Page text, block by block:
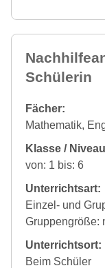
Schülerin
Fächer:
Mathematik,
Klasse /
von: 1 bis: 6
Unterrichtsart:
Einzel- und
Gruppengröße:
Unterrichtsort:
Beim Schüler